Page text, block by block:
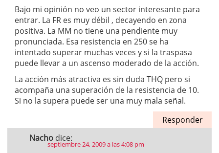
Bajo mi opinión no veo un sector interesante para
entrar. La FR es muy débil , decayendo en zona
positiva. La MM no tiene una pendiente muy
pronunciada. Esa resistencia en 250 se ha
intentado superar muchas veces y si la traspasa
puede llevar a un ascenso moderado de la acción.
La acción más atractiva es sin duda THQ pero si
acompaña una superación de la resistencia de 10.
Si no la supera puede ser una muy mala señal.
Responder
Nacho dice:
septiembre 24, 2009 a las 4:08 pm